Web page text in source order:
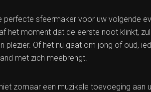
perfecte sfeermaker voor uw volgende
het moment dat de eerste noot klinkt,
plezier. Of het nu gaat om jong of oud,
met zich meebrengt.
zomaar een muzikale toevoeging aan